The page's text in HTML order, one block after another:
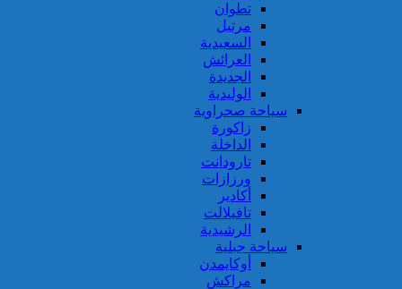
تطوان
مرتيل
السعيدية
العرائش
الجديدة
الوليدية
سياحة صحراوية
زاكورة
الداخلة
تارودانت
ورزازات
أكادير
تافيلالت
الرشيدية
سياحة جبلية
أوكايمدن
مراكش